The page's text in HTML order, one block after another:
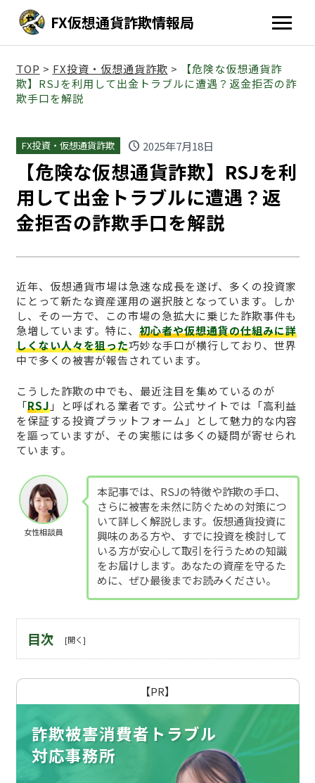
FX仮想通貨詐欺情報局
TOP > FX投資・仮想通貨詐欺 >
【危険な仮想通貨詐
欺】RSJを利用して出金トラブルに遭遇？返金拒否の詐
欺手口を解説
FX投資・仮想通貨詐欺 schedule 2025年7月18日
【危険な仮想通貨詐欺】RSJを利
用して出金トラブルに遭遇？返
金拒否の詐欺手口を解説
近年、仮想通貨市場は急速な成長を遂げ、多くの投資家
にとって新たな資産運用の選択肢となっています。しか
し、その一方で、この市場の急拡大に乗じた詐欺事件も
急増しています。特に、 初心者や仮想通貨の仕組みに詳
しくない人々を狙った巧妙な手口が横行しており、世界
中で多くの被害が報告されています。
こうした詐欺の中でも、最近注目を集めているのが
「RSJ」と呼ばれる業者です。公式サイトでは「高利益
を保証する投資プラットフォーム」として魅力的な内容
を謳っていますが、その実態には多くの疑問が寄せられ
ています。
女性相談員
本記事では、RSJの特徴や詐欺の手口、
さらに被害を未然に防ぐための対策につ
いて詳しく解説します。仮想通貨投資に
興味のある方や、すでに投資を検討して
いる方が安心して取引を行うための知識
をお届けします。あなたの資産を守るた
めに、ぜひ最後までお読みください。
目次
【PR】
詐欺被害消費者トラブル
対応事務所